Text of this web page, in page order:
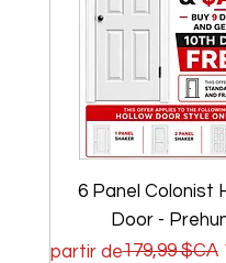
6 Panel Colonist
Door -
À partir de
Prix original179,99 $CA
Prix promotionnel